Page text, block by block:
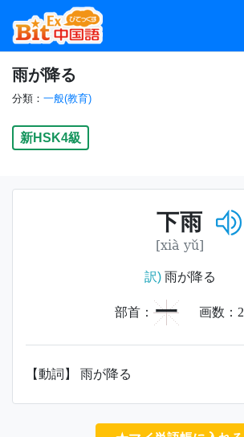
雨が降る
分類： 一般(教育)
新HSK4級
下雨
[xià yǔ]
訳)雨が降る
部首： 一 画数： 2
【動詞】 雨が降る